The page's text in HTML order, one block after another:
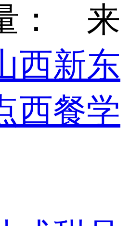
：
来
西新东
西餐学